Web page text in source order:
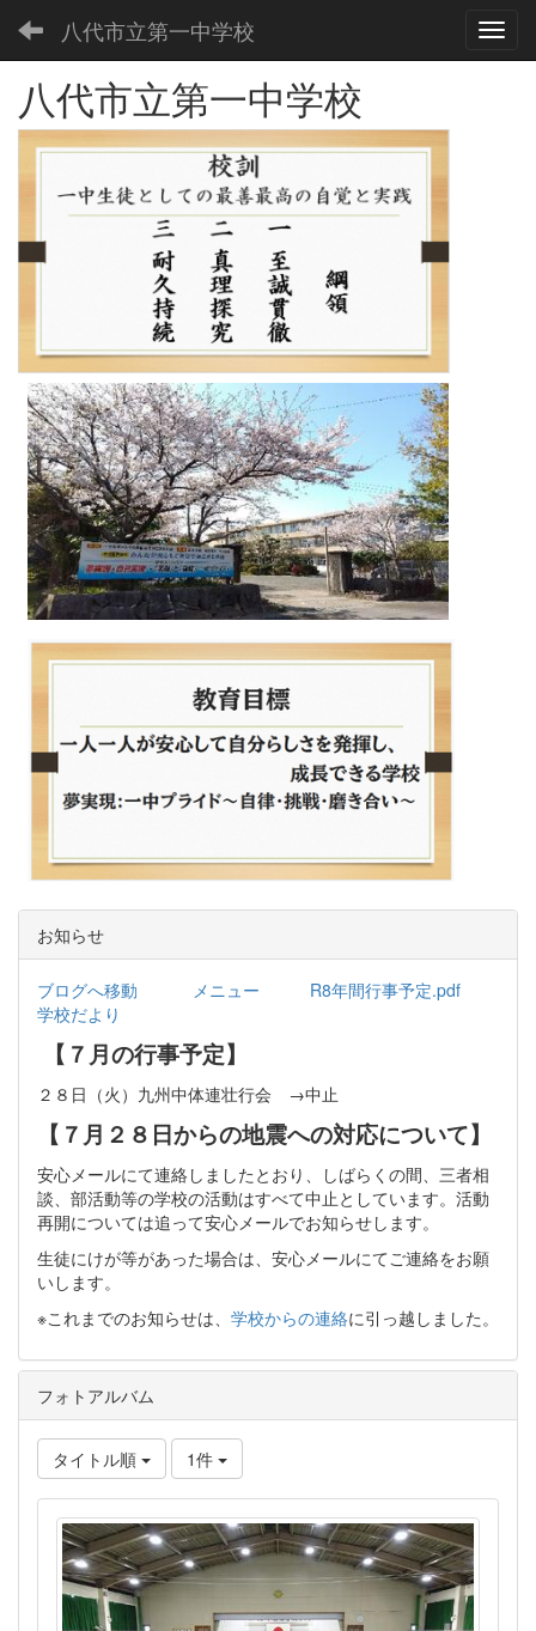
八代市立第一中学校
八代市立第一中学校
お知らせ
ブログへ移動 メニュー
R8年間行事予定.pdf
学校だより
【７月の行事予定】
２８日（火）九州中体連壮行会 →中止
【７月２８日からの地震への対応について】
安心メールにて連絡しましたとおり、しばらくの間、三者相
談、部活動等の学校の活動はすべて中止としています。活動
再開については追って安心メールでお知らせします。
生徒にけが等があった場合は、安心メールにてご連絡をお願
いします。
※これまでのお知らせは、 学校からの連絡に引っ越しました。
フォトアルバム
タイトル順 1件